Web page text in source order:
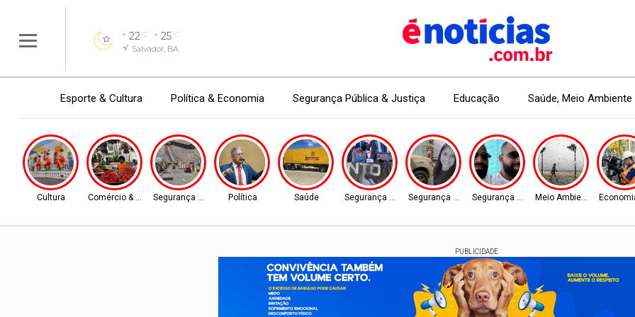
22°C 25°C
Salvador, BA
Esporte & Cultura Política & Economia Segurança Pública & Justiça Educação Saúde, Meio
Cultura Comércio & TurismoSegurança Pública Política Saúde Segurança PúblicaSegurança PúblicaSegurança PúblicaMeio Ambiente
PUBLICIDADE